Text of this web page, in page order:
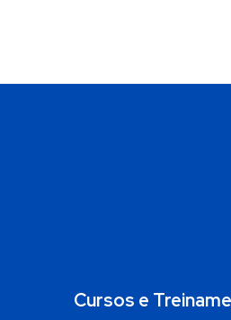
Cursos e